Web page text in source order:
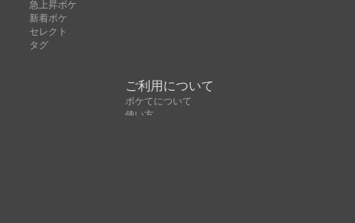
急上昇ボケ
新着ボケ
セレクト
タグ
ご利用について
ボケてについて
使い方